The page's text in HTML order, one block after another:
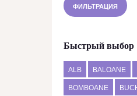
ФИЛЬТРАЦИЯ
Быстрый выбор
ALB BALOANE
BOMBOANE